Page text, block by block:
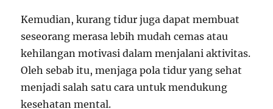
Kemudian, kurang tidur juga dapat membuat
seseorang merasa lebih mudah cemas atau
kehilangan motivasi dalam menjalani aktivitas.
Oleh sebab itu, menjaga pola tidur yang sehat
menjadi salah satu cara untuk mendukung
kesehatan mental.